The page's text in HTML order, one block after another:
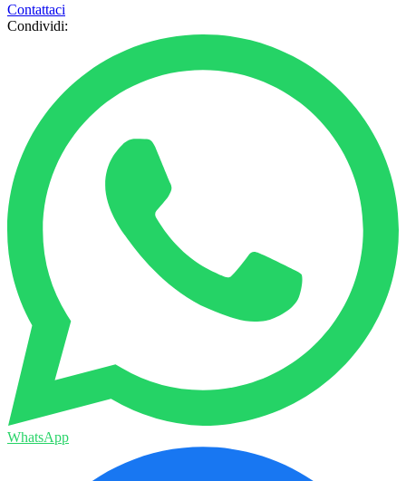
Contattaci
Condividi:
WhatsApp